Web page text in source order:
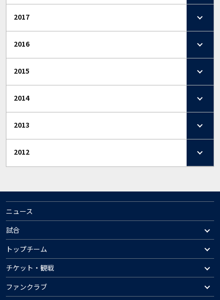
2017
2016
2015
2014
2013
2012
ニュース
試合
トップチーム
チケット・観戦
ファンクラブ